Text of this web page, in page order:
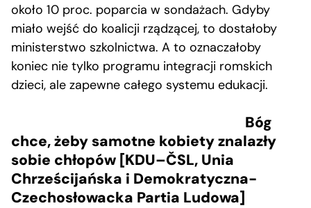
około 10 proc. poparcia w sondażach. Gdyby
miało wejść do koalicji rządzącej, to dostałoby
ministerstwo szkolnictwa. A to oznaczałoby
koniec nie tylko programu integracji romskich
dzieci, ale zapewne całego systemu edukacji.
Bóg
chce, żeby samotne kobiety znalazły
sobie chłopów [KDU–ČSL, Unia
Chrześcijańska i Demokratyczna-
Czechosłowacka Partia Ludowa]